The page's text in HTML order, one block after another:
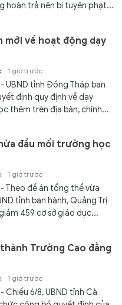
hoàn trả nên bị tuyên phạt...
mới về hoạt động dạy
1 giờ trước
UBND tỉnh Đồng Tháp ban
định quy định về dạy
thêm trên địa bàn, chính...
đầu mối trường học
1 giờ trước
Theo đề án tổng thể vừa
tỉnh ban hành, Quảng Trị
459 cơ sở giáo dục...
Trường Cao đẳng
1 giờ trước
Chiều 6/8, UBND tỉnh Cà